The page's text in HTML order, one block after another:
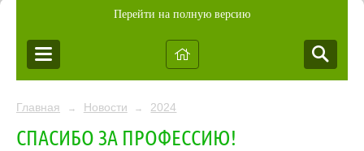
Перейти на полную версию
Главная → Новости → 2024
СПАСИБО ЗА ПРОФЕССИЮ!